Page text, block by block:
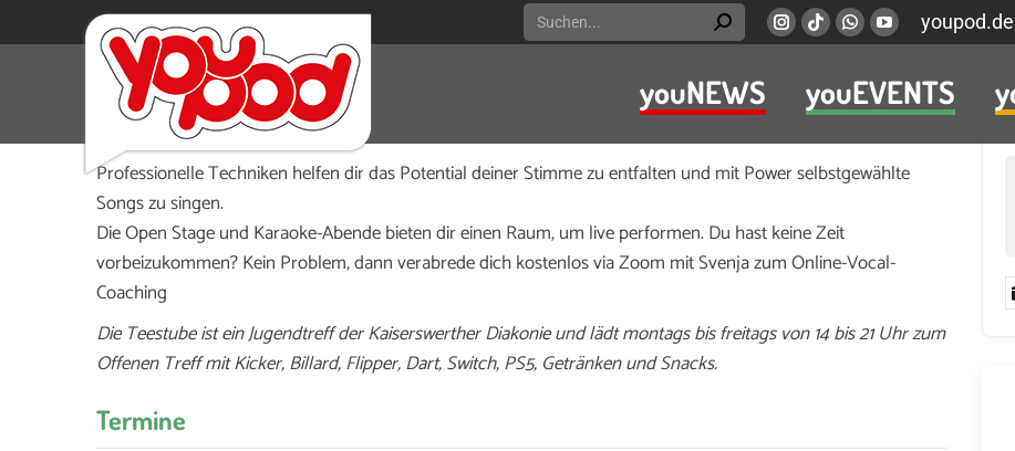
Search:
Instagram
opens
new
window
Viber
opens
in
new
window
Whatsapp
opens
in
new
window
YouTube
opens
in
new
window
youNEWS youEVENTS
Jugendliche und junge Erwachsene ab 16 Jahren können im Jugendtreff Teestube jeden Donnerstag
von 17 bis 18.30 Uhr beim Vocal-Coaching mitmachen.
Professionelle Techniken helfen dir das Potential deiner Stimme zu entfalten und mit Power selbstgewählte
Songs zu singen.
Die Open Stage und Karaoke-Abende bieten dir einen Raum, um live performen. Du hast keine Zeit
vorbeizukommen? Kein Problem, dann verabrede dich kostenlos via Zoom mit Svenja zum Online-Vocal-
Coaching
Die Teestube ist ein Jugendtreff der Kaiserswerther Diakonie und lädt montags bis freitags von 14 bis 21 Uhr zum
Offenen Treff mit Kicker, Billard, Flipper, Dart, Switch, PS5, Getränken und Snacks.
Termine